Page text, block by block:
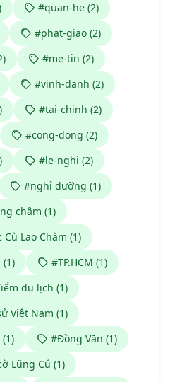
#quan-he (2)
#phat-giao (2)
#me-tin (2)
#vinh-danh (2)
#tai-chinh (2)
#cong-dong (2)
#le-nghi (2)
#nghỉ dưỡng (1)
chậm (1)
Lao Chàm (1)
#TP.HCM (1)
du lịch (1)
Việt Nam (1)
#Đồng Văn (1)
Lũng Cú (1)